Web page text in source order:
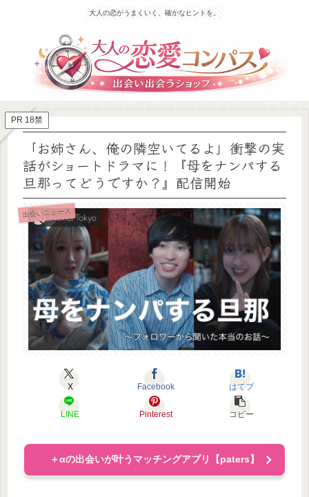
大人の恋がうまくいく、確かなヒントを。
PR 18禁
「お姉さん、俺の隣空いてるよ」衝撃の実
話がショートドラマに！『母をナンパする
旦那ってどうですか？』配信開始
出会いニュース
X Facebook はてブ
LINE Pinterest コピー
＋αの出会いが叶うマッチングアプリ【paters】